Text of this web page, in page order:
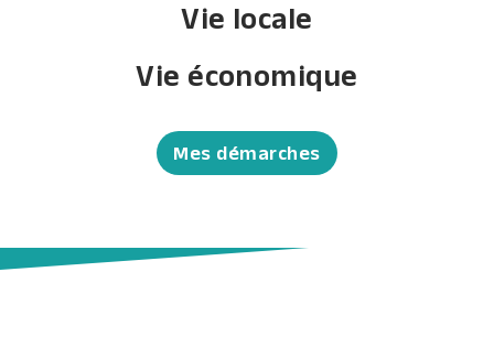
Vie locale
Vie économique
Mes démarches
Service